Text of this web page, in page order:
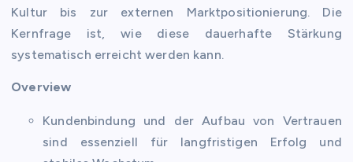
Kultur bis zur externen Marktpositionierung. Die
Kernfrage ist, wie diese dauerhafte Stärkung
systematisch erreicht werden kann.
Overview
Kundenbindung und der Aufbau von Vertrauen
sind essenziell für langfristigen Erfolg und